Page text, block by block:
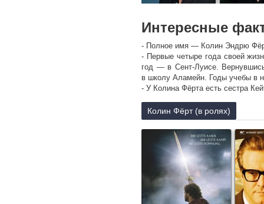
Интересные
- Полное имя — Колин Эндрю
- Первые четыре года своей
год — в Сент-Луисе.
в школу Аламейн. Годы учебы в
- У Колина Фёрта есть сестра
Джулиана Митчелла, сменив
определяет в таких словах:
- Ферт пишет художественную
- Есть сын Уильям Джозеф Фёрт
Колин Фёрт (в ролях)